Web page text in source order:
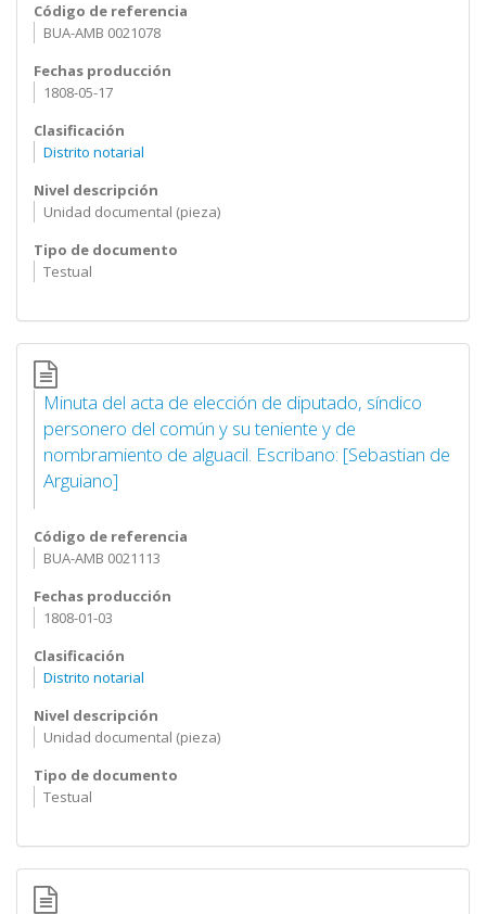
Código de referencia
BUA-AMB 0021078
Fechas producción
1808-05-17
Clasificación
Distrito notarial
Nivel descripción
Unidad documental (pieza)
Tipo de documento
Testual
Minuta del acta de elección de diputado, síndico
personero del común y su teniente y de
nombramiento de alguacil. Escribano: [Sebastian de
Arguiano]
Código de referencia
BUA-AMB 0021113
Fechas producción
1808-01-03
Clasificación
Distrito notarial
Nivel descripción
Unidad documental (pieza)
Tipo de documento
Testual